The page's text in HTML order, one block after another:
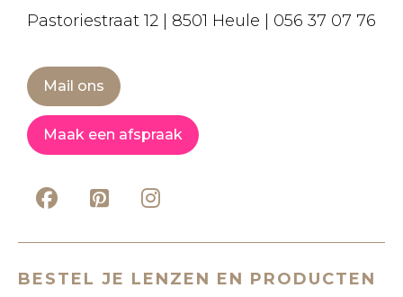
Pastoriestraat 12 | 8501 Heule | 056 37 07 76
Mail ons
Maak een afspraak
BESTEL JE LENZEN EN PRODUCTEN